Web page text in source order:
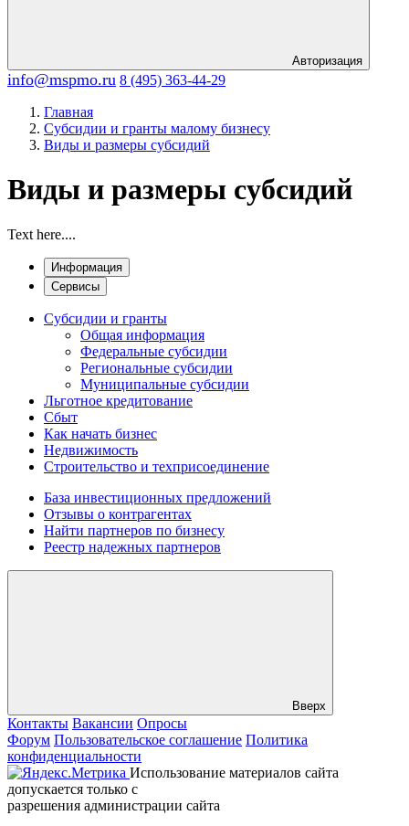
Авторизация
info@mspmo.ru 8 (495) 363-44-29
Главная
Субсидии и гранты малому бизнесу
Виды и размеры субсидий
Виды и размеры субсидий
Text here....
Информация
Сервисы
Субсидии и гранты
Общая информация
Федеральные субсидии
Региональные субсидии
Муниципальные субсидии
Льготное кредитование
Сбыт
Как начать бизнес
Недвижимость
Строительство и техприсоединение
База инвестиционных предложений
Отзывы о контрагентах
Найти партнеров по бизнесу
Реестр надежных партнеров
Вверх
Контакты Вакансии Опросы
Форум Пользовательское соглашение Политика
конфиденциальности
Использование материалов сайта
допускается только с
разрешения администрации сайта